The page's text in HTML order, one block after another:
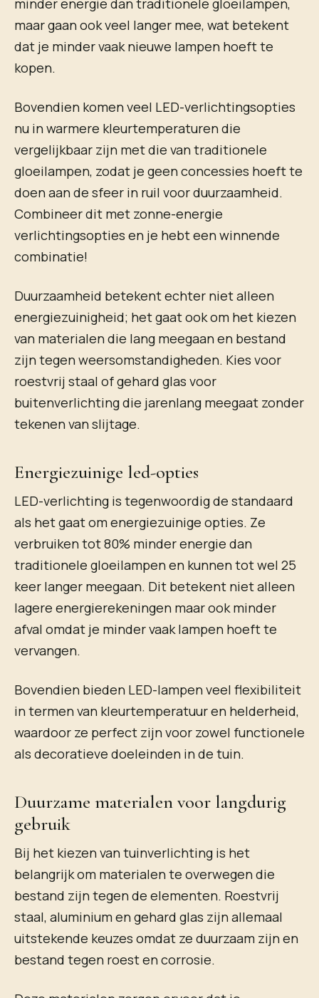
minder energie dan traditionele gloeilampen,
maar gaan ook veel langer mee, wat betekent
dat je minder vaak nieuwe lampen hoeft te
kopen.
Bovendien komen veel LED-verlichtingsopties
nu in warmere kleurtemperaturen die
vergelijkbaar zijn met die van traditionele
gloeilampen, zodat je geen concessies hoeft te
doen aan de sfeer in ruil voor duurzaamheid.
Combineer dit met zonne-energie
verlichtingsopties en je hebt een winnende
combinatie!
Duurzaamheid betekent echter niet alleen
energiezuinigheid; het gaat ook om het kiezen
van materialen die lang meegaan en bestand
zijn tegen weersomstandigheden. Kies voor
roestvrij staal of gehard glas voor
buitenverlichting die jarenlang meegaat zonder
tekenen van slijtage.
Energiezuinige led-opties
LED-verlichting is tegenwoordig de standaard
als het gaat om energiezuinige opties. Ze
verbruiken tot 80% minder energie dan
traditionele gloeilampen en kunnen tot wel 25
keer langer meegaan. Dit betekent niet alleen
lagere energierekeningen maar ook minder
afval omdat je minder vaak lampen hoeft te
vervangen.
Bovendien bieden LED-lampen veel flexibiliteit
in termen van kleurtemperatuur en helderheid,
waardoor ze perfect zijn voor zowel functionele
als decoratieve doeleinden in de tuin.
Duurzame materialen voor langdurig
gebruik
Bij het kiezen van tuinverlichting is het
belangrijk om materialen te overwegen die
bestand zijn tegen de elementen. Roestvrij
staal, aluminium en gehard glas zijn allemaal
uitstekende keuzes omdat ze duurzaam zijn en
bestand tegen roest en corrosie.